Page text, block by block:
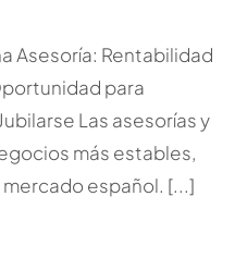
Asesoría: Rentabilidad
para
Las asesorías y
más estables,
español. [...]